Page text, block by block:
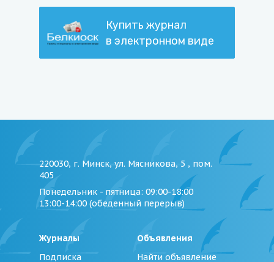
Купить журнал
в электронном виде
220030, г. Минск, ул. Мясникова, 5 , пом.
405
Понедельник - пятница: 09:00-18:00
13:00-14:00 (обеденный перерыв)
Журналы
Подписка
Объявления
Найти объявление